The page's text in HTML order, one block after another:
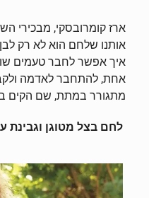
ארז קומרובסקי, מבכירי
אותנו שלחם הוא לא רק
איך אפשר לחבר טעמים
אחת, להתחבר לאדמה
מתגורר במתת, שם הקים
לחם בצל מטוגן וגבינת